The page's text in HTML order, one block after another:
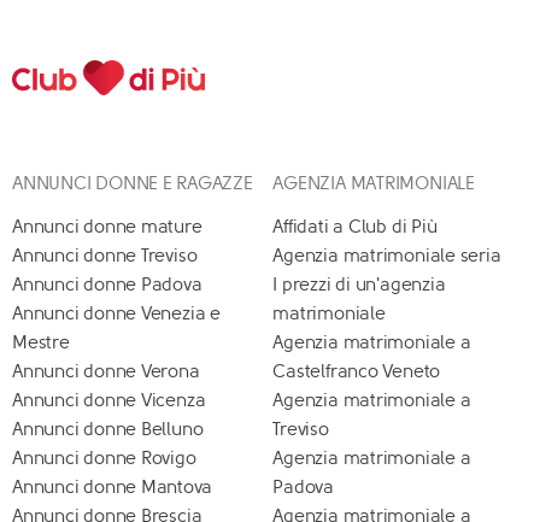
ANNUNCI DONNE E RAGAZZE
Annunci donne mature
Annunci donne Treviso
Annunci donne Padova
Annunci donne Venezia e
Mestre
Annunci donne Verona
Annunci donne Vicenza
Annunci donne Belluno
Annunci donne Rovigo
Annunci donne Mantova
Annunci donne Brescia
AGENZIA MATRIMONIALE
Affidati a Club di Più
Agenzia matrimoniale seria
I prezzi di un'agenzia
matrimoniale
Agenzia matrimoniale a
Castelfranco Veneto
Agenzia matrimoniale a
Treviso
Agenzia matrimoniale a
Padova
Agenzia matrimoniale a